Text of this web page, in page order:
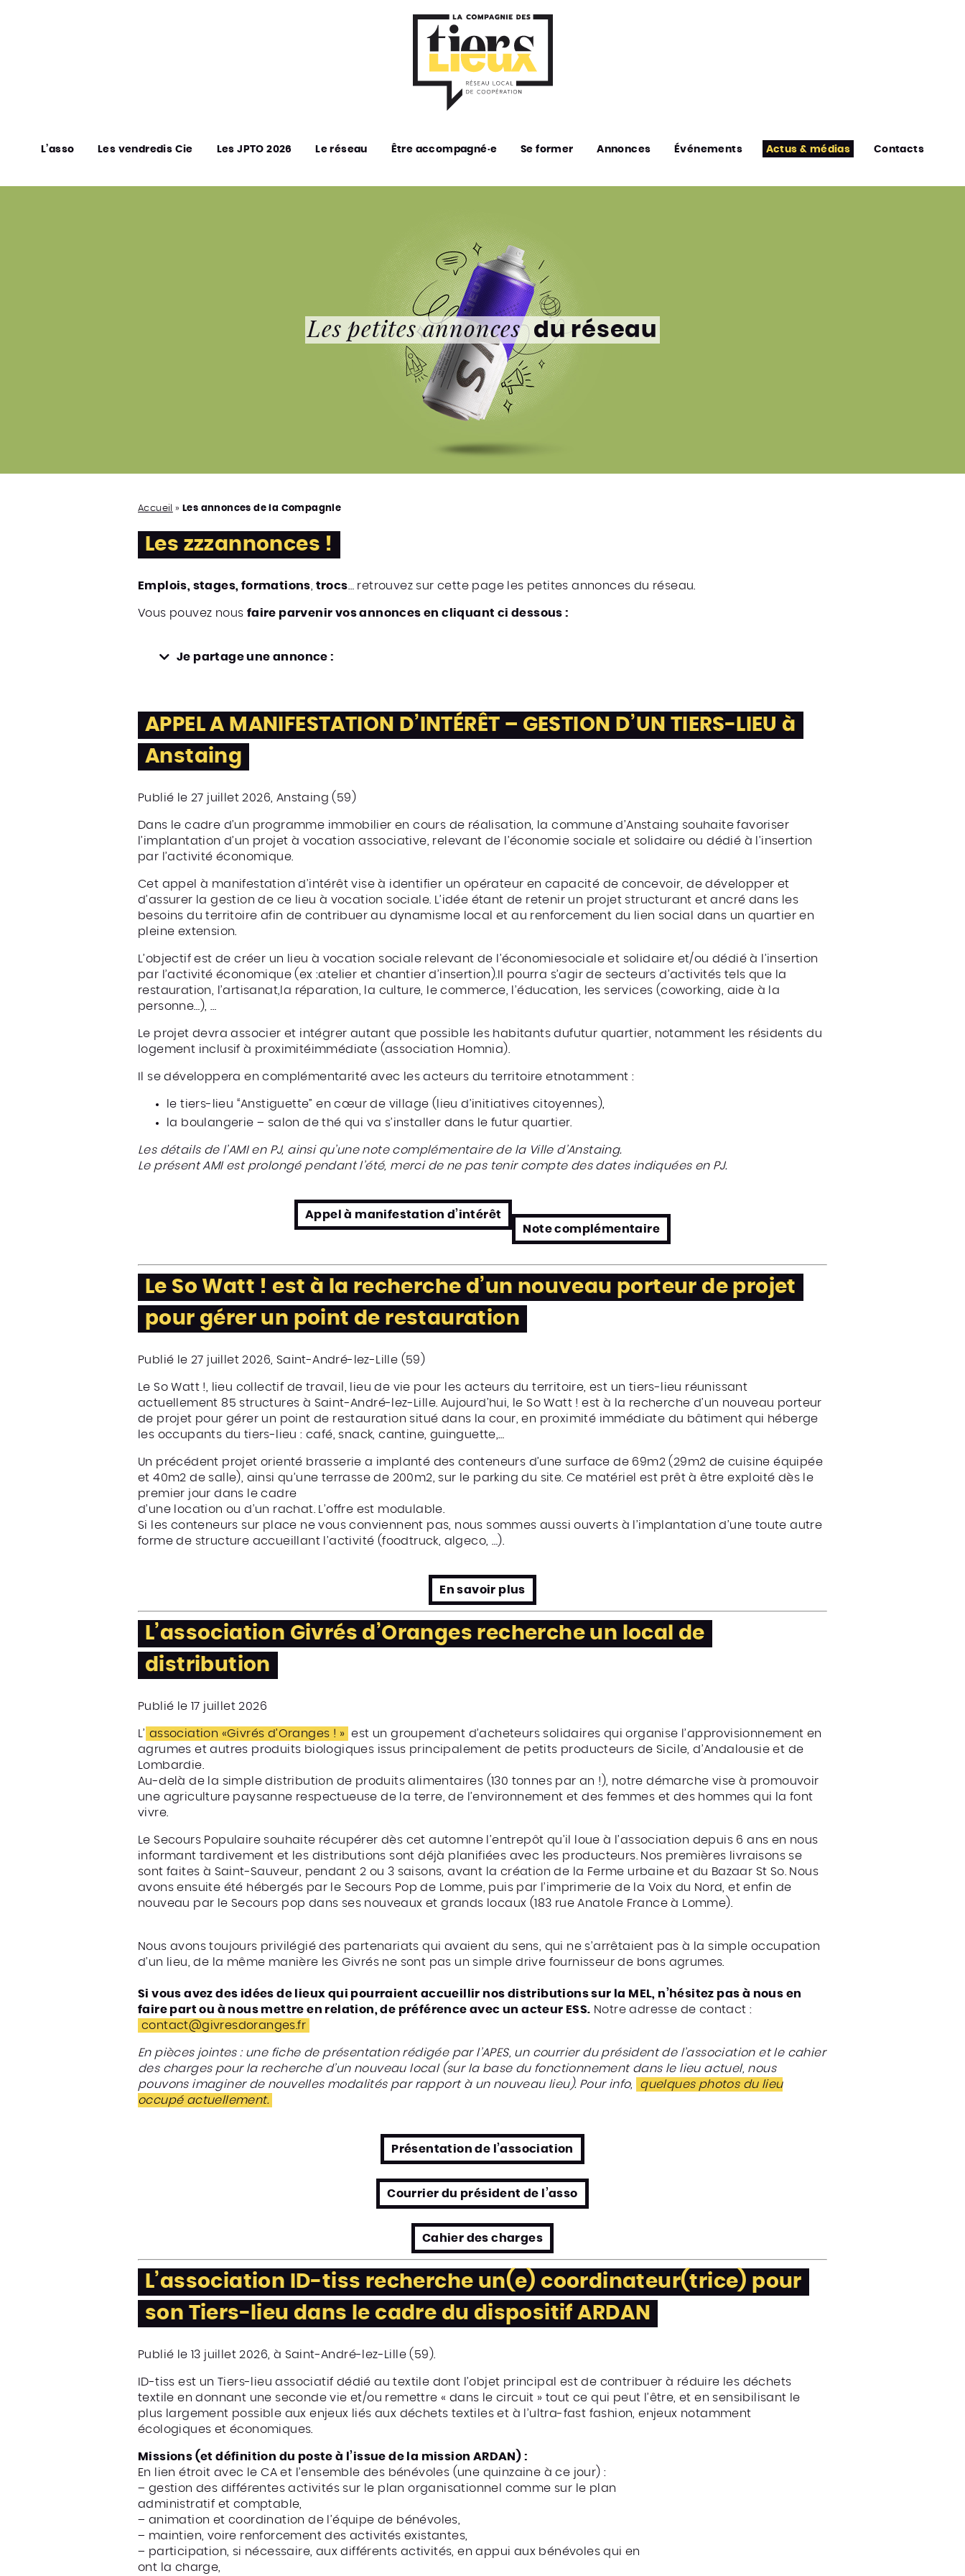
L’asso Les vendredis Cie Les JPTO 2026 Le réseau Être accompagné·e Se former Annonces Événements Actus & médias Contacts
Les petites annoncesdu réseau
Accueil » Les annonces de la Compagnie
Les zzzannonces !
Emplois, stages, formations trocs … retrouvez sur cette page les petites annonces du réseau.
Vous pouvez nous faire parvenir vos annonces en cliquant ci dessous :
Je partage une annonce :
APPEL A MANIFESTATION D’INTÉRÊT – GESTION D’UN TIERS-LIEU à
Anstaing
Publié le 27 juillet 2026, Anstaing (59)
Dans le cadre d’un programme immobilier en cours de réalisation, la commune d’Anstaing souhaite favoriser
l’implantation d’un projet à vocation associative, relevant de l’économie sociale et solidaire ou dédié à l’insertion
par l’activité économique.
Cet appel à manifestation d’intérêt vise à identifier un opérateur en capacité de concevoir, de développer et
d’assurer la gestion de ce lieu à vocation sociale. L’idée étant de retenir un projet structurant et ancré dans les
besoins du territoire afin de contribuer au dynamisme local et au renforcement du lien social dans un quartier en
pleine extension.
L’objectif est de créer un lieu à vocation sociale relevant de l’économiesociale et solidaire et/ou dédié à l’insertion
par l’activité économique (ex :atelier et chantier d’insertion).Il pourra s’agir de secteurs d’activités tels que la
restauration, l’artisanat,la réparation, la culture, le commerce, l’éducation, les services (coworking, aide à la
personne…), …
Le projet devra associer et intégrer autant que possible les habitants dufutur quartier, notamment les résidents du
logement inclusif à proximitéimmédiate (association Homnia).
Il se développera en complémentarité avec les acteurs du territoire etnotamment :
le tiers-lieu “Anstiguette” en cœur de village (lieu d’initiatives citoyennes),
la boulangerie – salon de thé qui va s’installer dans le futur quartier.
Les détails de l’AMI en PJ, ainsi qu’une note complémentaire de la Ville d’Anstaing.
Le présent AMI est prolongé pendant l’été, merci de ne pas tenir compte des dates indiquées en PJ.
Appel à manifestation d’intérêt
Note complémentaire
Le So Watt ! est à la recherche d’un nouveau porteur de projet
pour gérer un point de restauration
Publié le 27 juillet 2026, Saint-André-lez-Lille (59)
Le So Watt !, lieu collectif de travail, lieu de vie pour les acteurs du territoire, est un tiers-lieu réunissant
actuellement 85 structures à Saint-André-lez-Lille. Aujourd’hui, le So Watt ! est à la recherche d’un nouveau porteur
de projet pour gérer un point de restauration situé dans la cour, en proximité immédiate du bâtiment qui héberge
les occupants du tiers-lieu : café, snack, cantine, guinguette,…
Un précédent projet orienté brasserie a implanté des conteneurs d’une surface de 69m2 (29m2 de cuisine équipée
et 40m2 de salle), ainsi qu’une terrasse de 200m2, sur le parking du site. Ce matériel est prêt à être exploité dès le
premier jour dans le cadre
d’une location ou d’un rachat. L’offre est modulable.
Si les conteneurs sur place ne vous conviennent pas, nous sommes aussi ouverts à l’implantation d’une toute autre
forme de structure accueillant l’activité (foodtruck, algeco, …).
En savoir plus
L’association Givrés d’Oranges recherche un local de
distribution
Publié le 17 juillet 2026
L’ association «Givrés d’Oranges ! » est un groupement d’acheteurs solidaires qui organise l’approvisionnement en
agrumes et autres produits biologiques issus principalement de petits producteurs de Sicile, d’Andalousie et de
Lombardie.
Au-delà de la simple distribution de produits alimentaires (130 tonnes par an !), notre démarche vise à promouvoir
une agriculture paysanne respectueuse de la terre, de l’environnement et des femmes et des hommes qui la font
vivre.
Le Secours Populaire souhaite récupérer dès cet automne l’entrepôt qu’il loue à l’association depuis 6 ans en nous
informant tardivement et les distributions sont déjà planifiées avec les producteurs. Nos premières livraisons se
sont faites à Saint-Sauveur, pendant 2 ou 3 saisons, avant la création de la Ferme urbaine et du Bazaar St So. Nous
avons ensuite été hébergés par le Secours Pop de Lomme, puis par l’imprimerie de la Voix du Nord, et enfin de
nouveau par le Secours pop dans ses nouveaux et grands locaux (183 rue Anatole France à Lomme).
Nous avons toujours privilégié des partenariats qui avaient du sens, qui ne s’arrêtaient pas à la simple occupation
d’un lieu, de la même manière les Givrés ne sont pas un simple drive fournisseur de bons agrumes.
Si vous avez des idées de lieux qui pourraient accueillir nos distributions sur la MEL, n’hésitez pas à nous en
faire part ou à nous mettre en relation, de préférence avec un acteur ESS. Notre adresse de contact :
contact@givresdoranges.fr
En pièces jointes : une fiche de présentation rédigée par l’APES, un courrier du président de l’association et le cahier
des charges pour la recherche d’un nouveau local (sur la base du fonctionnement dans le lieu actuel, nous
pouvons imaginer de nouvelles modalités par rapport à un nouveau lieu). Pour info,
quelques photos du lieu
occupé actuellement.
Présentation de l’association
Courrier du président de l’asso
Cahier des charges
L’association ID-tiss recherche un(e) coordinateur(trice) pour
son Tiers-lieu dans le cadre du dispositif ARDAN
Publié le 13 juillet 2026, à Saint-André-lez-Lille (59).
ID-tiss est un Tiers-lieu associatif dédié au textile dont l’objet principal est de contribuer à réduire les déchets
textile en donnant une seconde vie et/ou remettre « dans le circuit » tout ce qui peut l’être, et en sensibilisant le
plus largement possible aux enjeux liés aux déchets textiles et à l’ultra-fast fashion, enjeux notamment
écologiques et économiques.
Missions (et définition du poste à l’issue de la mission ARDAN) :
En lien étroit avec le CA et l’ensemble des bénévoles (une quinzaine à ce jour) :
– gestion des différentes activités sur le plan organisationnel comme sur le plan
administratif et comptable,
– animation et coordination de l’équipe de bénévoles,
– maintien, voire renforcement des activités existantes,
– participation, si nécessaire, aux différents activités, en appui aux bénévoles qui en
ont la charge,